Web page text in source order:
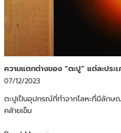
ความแตกต่างของ “ตะปู” แต่ละประ
07/12/2023
ตะปูเป็นอุปกรณ์ที่ทำจากโลหะที่มีลักษ
คล้ายเข็ม